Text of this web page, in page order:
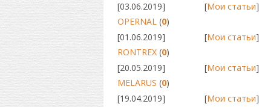
[03.06.2019]
[Мои статьи]
OPERNAL (0)
[01.06.2019]
[Мои статьи]
RONTREX (0)
[20.05.2019]
[Мои статьи]
MELARUS (0)
[19.04.2019]
[Мои статьи]